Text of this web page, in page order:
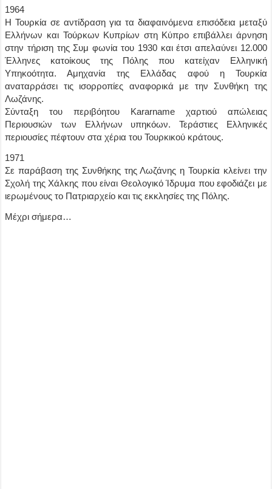
1964
Η Τουρκία σε αντίδραση για τα διαφαινόμενα επισόδεια μεταξύ
Ελλήνων και Τούρκων Κυπρίων στη Κύπρο επιβάλλει άρνηση
στην τήριση της Συμ φωνία του 1930 και έτσι απελαύνει 12.000
Έλληνες κατοίκους της Πόλης που κατείχαν Ελληνική
Υπηκοότητα. Αμηχανία της Ελλάδας αφού η Τουρκία
αναταρράσει τις ισορροπίες αναφορικά με την Συνθήκη της
Λωζάνης.
Σύνταξη του περιβόητου Kararname χαρτιού απώλειας
Περιουσιών των Ελλήνων υπηκόων. Τεράστιες Ελληνικές
περιουσίες πέφτουν στα χέρια του Τουρκικού κράτους.
1971
Σε παράβαση της Συνθήκης της Λωζάνης η Τουρκία κλείνει την
Σχολή της Χάλκης που είναι Θεολογικό Ίδρυμα που εφοδιάζει με
ιερωμένους το Πατριαρχείο και τις εκκλησίες της Πόλης.
Μέχρι σήμερα…